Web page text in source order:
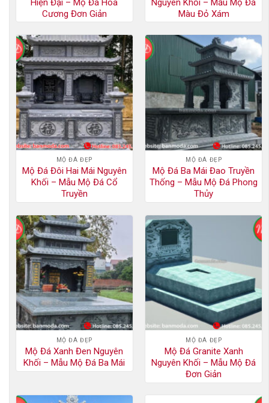
Hiện Đại – Mộ Đá Hoa
Cương Đơn Giản
Nguyên Khối – Mẫu Mộ Đá
Màu Đỏ Xám
MỘ ĐÁ ĐẸP
Mộ Đá Đôi Hai Mái Nguyên
Khối – Mẫu Mộ Đá Cổ
Truyền
MỘ ĐÁ ĐẸP
Mộ Đá Ba Mái Đao Truyền
Thống – Mẫu Mộ Đá Phong
Thủy
MỘ ĐÁ ĐẸP
Mộ Đá Xanh Đen Nguyên
Khối – Mẫu Mộ Đá Ba Mái
MỘ ĐÁ ĐẸP
Mộ Đá Granite Xanh
Nguyên Khối – Mẫu Mộ Đá
Đơn Giản